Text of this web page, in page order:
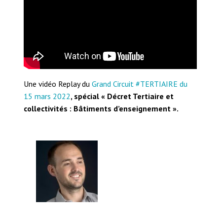
Une vidéo Replay duGrand Circuit #TERTIAIRE du
15 mars 2022, spécial « Décret Tertiaire et
collectivités : Bâtiments d’enseignement ».